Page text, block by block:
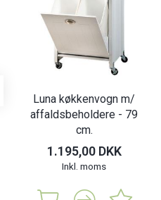
Luna køkkenvogn m/
affaldsbeholdere - 79
cm.
1.195,00 DKK
Inkl. moms